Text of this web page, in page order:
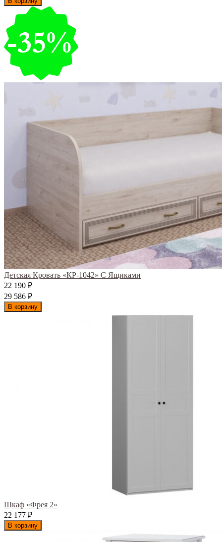
Детская Кровать «КР-1042» С Ящиками
22 190 ₽
29 586 ₽
В корзину
Шкаф «Фрея 2»
22 177 ₽
В корзину